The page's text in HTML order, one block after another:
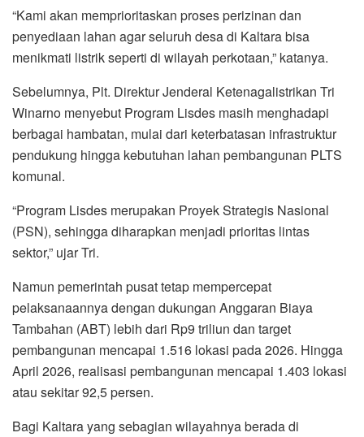
“Kami akan memprioritaskan proses perizinan dan
penyediaan lahan agar seluruh desa di Kaltara bisa
menikmati listrik seperti di wilayah perkotaan,” katanya.
Sebelumnya, Plt. Direktur Jenderal Ketenagalistrikan Tri
Winarno menyebut Program Lisdes masih menghadapi
berbagai hambatan, mulai dari keterbatasan infrastruktur
pendukung hingga kebutuhan lahan pembangunan PLTS
komunal.
“Program Lisdes merupakan Proyek Strategis Nasional
(PSN), sehingga diharapkan menjadi prioritas lintas
sektor,” ujar Tri.
Namun pemerintah pusat tetap mempercepat
pelaksanaannya dengan dukungan Anggaran Biaya
Tambahan (ABT) lebih dari Rp9 triliun dan target
pembangunan mencapai 1.516 lokasi pada 2026. Hingga
April 2026, realisasi pembangunan mencapai 1.403 lokasi
atau sekitar 92,5 persen.
Bagi Kaltara yang sebagian wilayahnya berada di